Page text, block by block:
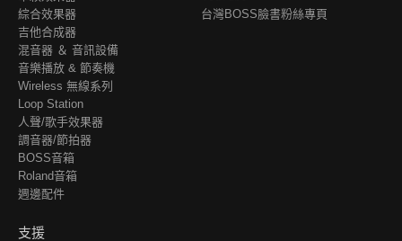
綜合效果器
吉他合成器
混音器 ＆ 音訊設備
音樂播放 & 節奏機
Wireless 無線系列
Loop Station
人聲/歌手效果器
調音器/節拍器
BOSS音箱
Roland音箱
週邊配件
台灣BOSS臉書粉絲專頁
支援